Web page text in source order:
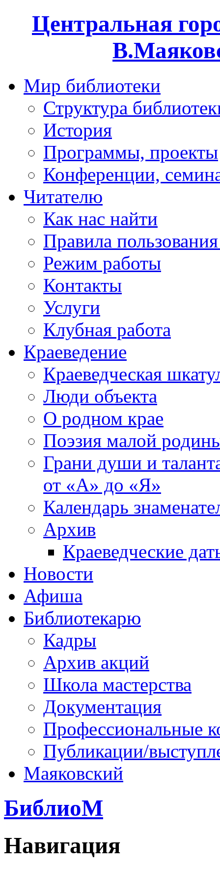
Центральная
Мир библиотеки
Структура
История
Программы, проекты
Конференции,
Читателю
Как нас найти
Правила
Режим работы
Контакты
Услуги
Клубная работа
Краеведение
Краеведческая
Люди объекта
О родном крае
Поэзия малой
Грани души и
от «А» до «Я»
Календарь
Архив
Краеведческие
Новости
Афиша
Библиотекарю
Кадры
Архив акций
Школа мастерства
Документация
Профессиональные
Публикации/
Маяковский
БиблиоМ
Навигация